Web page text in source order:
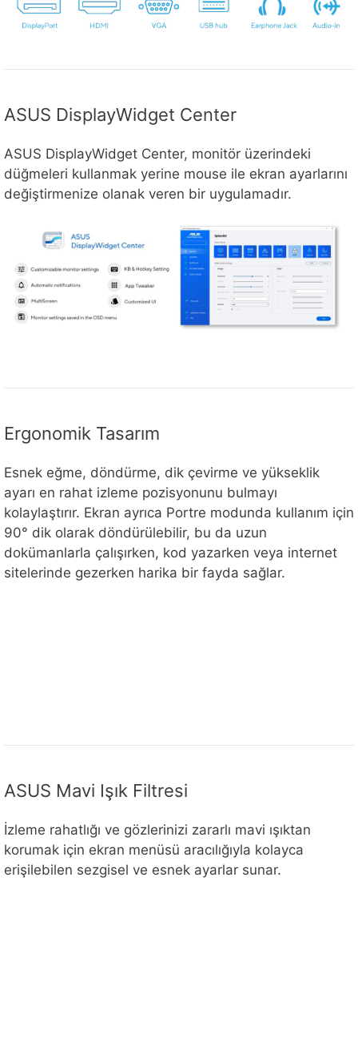
ASUS DisplayWidget Center
ASUS DisplayWidget Center, monitör üzerindeki
düğmeleri kullanmak yerine mouse ile ekran ayarlarını
değiştirmenize olanak veren bir uygulamadır.
Ergonomik Tasarım
Esnek eğme, döndürme, dik çevirme ve yükseklik
ayarı en rahat izleme pozisyonunu bulmayı
kolaylaştırır. Ekran ayrıca Portre modunda kullanım için
90° dik olarak döndürülebilir, bu da uzun
dokümanlarla çalışırken, kod yazarken veya internet
sitelerinde gezerken harika bir fayda sağlar.
ASUS Mavi Işık Filtresi
İzleme rahatlığı ve gözlerinizi zararlı mavi ışıktan
korumak için ekran menüsü aracılığıyla kolayca
erişilebilen sezgisel ve esnek ayarlar sunar.